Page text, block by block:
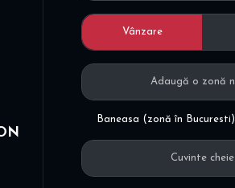
Vânzare
Baneasa (zonă în Bucuresti)